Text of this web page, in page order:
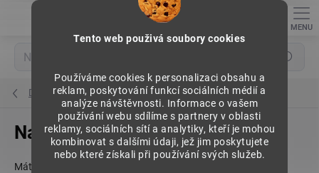
Tento web použivá soubory cookies
Používáme cookies k personalizaci obsahu a
reklam, poskytování funkcí sociálních médií a
analýze návštěvnosti. Informace o vašem
používání webu sdílíme s partnery v oblasti
reklamy, sociálních sítí a analytiky, kteří je mohou
kombinovat s dalšími údaji, jež jim poskytujete
nebo které získali při používání svých služeb.
Hledat
Domů
Napište nám
Máte nějaké otázky? Zodpovíme je. Prosíme o pečlivé vyplnění